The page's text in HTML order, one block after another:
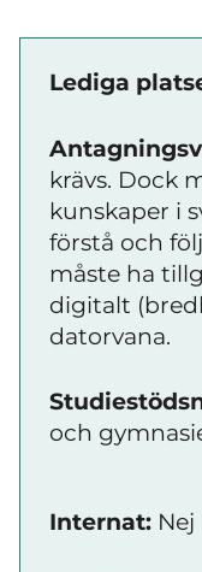
Lediga
krävs. Dock
kunskaper i
förstå och
måste ha
digitalt
datorvana.
och
Internat: Nej